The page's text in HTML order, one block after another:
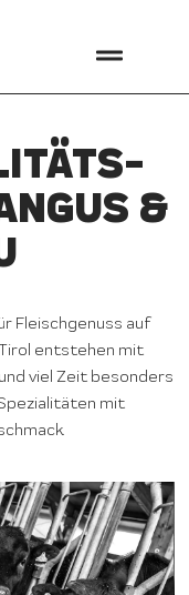
&
Fleischgenuss auf
entstehen mit
viel Zeit besonders
mit